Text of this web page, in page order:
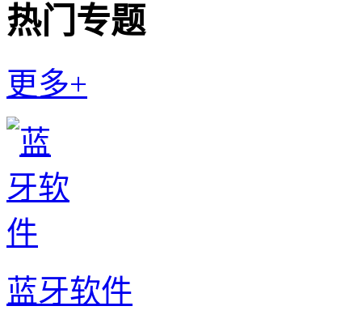
热门专题
更多+
蓝牙软件